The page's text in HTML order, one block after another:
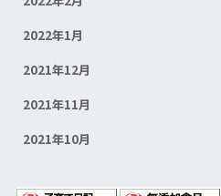
2022年1月
2021年12月
2021年11月
2021年10月